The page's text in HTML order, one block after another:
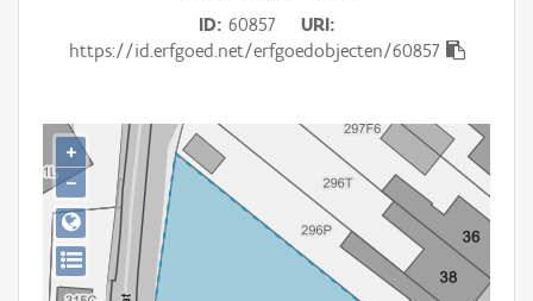
Gebeurtenis
Persoon of collectief
Downloads
Hergebruik
ID 60857
URI
https://id.erfgoed.net/erfgoedobjecten/60857
+
−